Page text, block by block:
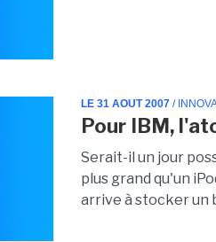
LE 31 AOUT 2007 /
Pour IBM,
Serait-il un jour
plus grand qu'un
arrive à stocker un